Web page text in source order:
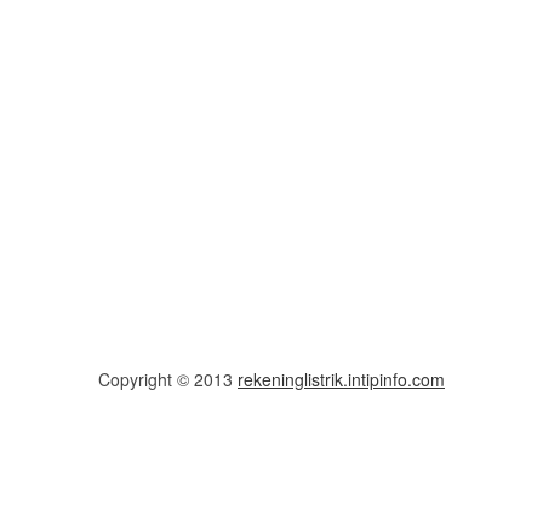
Copyright © 2013 rekeninglistrik.intipinfo.com